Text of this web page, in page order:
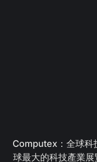
Computex：全球科
球最大的科技產業